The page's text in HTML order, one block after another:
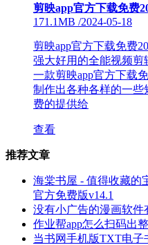
剪映app官方下载免费
171.1MB /2024-05-18
剪映app官方下载免费
强大好用的全能视频
一款剪映app官方下载
制作出各种各样的一
费的提供给
查看
推荐文章
海棠书屋 - 值得收藏的
官方免费版v14.1
没有小广告的漫画软
作业帮app怎么扫码出
当书网手机版TXT电